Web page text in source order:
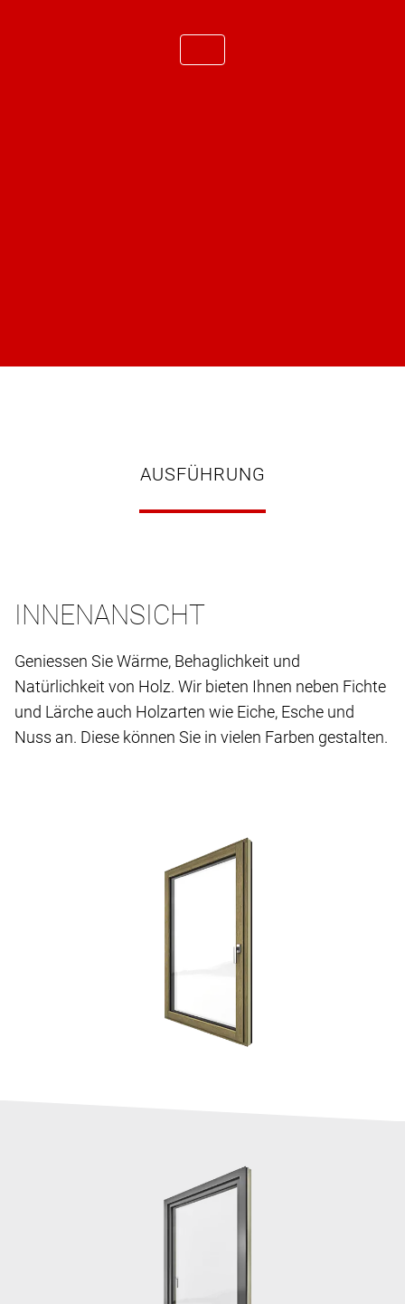
AUSFÜHRUNG
INNENANSICHT
Geniessen Sie Wärme, Behaglichkeit und
Natürlichkeit von Holz. Wir bieten Ihnen neben Fichte
und Lärche auch Holzarten wie Eiche, Esche und
Nuss an. Diese können Sie in vielen Farben gestalten.